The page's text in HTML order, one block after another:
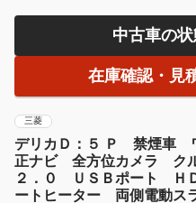
中古車の
在庫確認・見
三菱
デリカＤ：５ Ｐ 禁煙車
正ナビ 全方位カメラ ク
２．０ ＵＳＢポート Ｈ
ートヒーター 両側電動ス